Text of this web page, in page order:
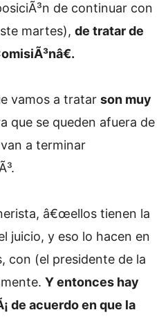
de continuar con
martes), de tratar de
vamos a tratar son muy
que se queden afuera de
a terminar
â€œellos tienen la
juicio, y eso lo hacen en
con (el presidente de la
Y entonces hay
de acuerdo en que la